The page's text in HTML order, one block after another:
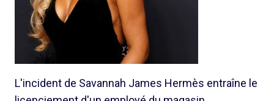
L'incident de Savannah James Hermès entraîne le